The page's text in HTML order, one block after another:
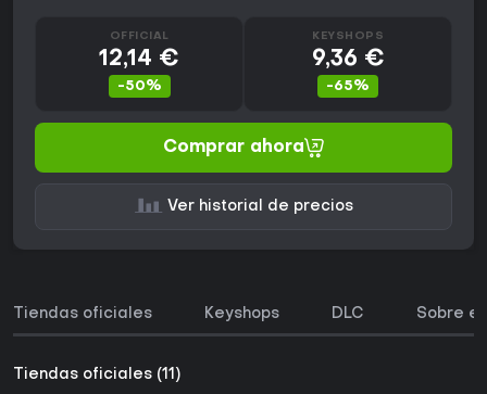
OFFICIAL
12,14 €
-50%
KEYSHOPS
9,36 €
-65%
Comprar ahora
Ver historial de precios
Tiendas oficiales Keyshops DLC Sobre
Tiendas oficiales (11)